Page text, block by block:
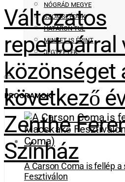
NÓGRÁD MEGYE
SZOMSZÉDOK
HATÁRON TÚL
MINKET IS ÉRINT
JEGYZETEK
PROGRAMOK
A Carson Coma is fellép
Fesztiválon
Változatos
repertoárral
közönséget
következő
Zenthe
Színház